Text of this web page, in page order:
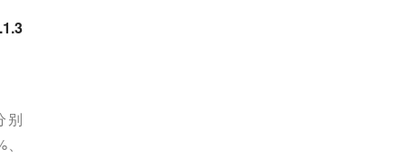
别